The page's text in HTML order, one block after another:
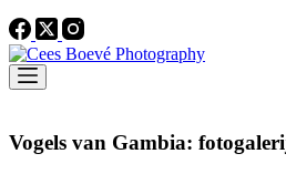
Vogels van Gambia: